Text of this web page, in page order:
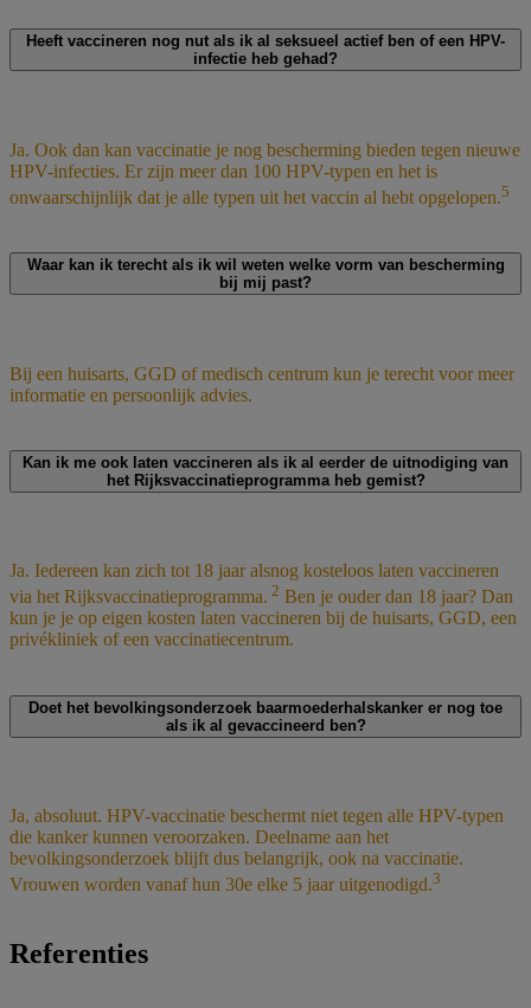
Heeft vaccineren nog nut als ik al seksueel actief ben of een HPV-
infectie heb gehad?
Ja. Ook dan kan vaccinatie je nog bescherming bieden tegen nieuwe
HPV-infecties. Er zijn meer dan 100 HPV-typen en het is
onwaarschijnlijk dat je alle typen uit het vaccin al hebt opgelopen.5
Waar kan ik terecht als ik wil weten welke vorm van bescherming
bij mij past?
Bij een huisarts, GGD of medisch centrum kun je terecht voor meer
informatie en persoonlijk advies.
Kan ik me ook laten vaccineren als ik al eerder de uitnodiging van
het Rijksvaccinatieprogramma heb gemist?
Ja. Iedereen kan zich tot 18 jaar alsnog kosteloos laten vaccineren
via het Rijksvaccinatieprogramma. 2 Ben je ouder dan 18 jaar? Dan
kun je je op eigen kosten laten vaccineren bij de huisarts, GGD, een
privékliniek of een vaccinatiecentrum.
Doet het bevolkingsonderzoek baarmoederhalskanker er nog toe
als ik al gevaccineerd ben?
Ja, absoluut. HPV-vaccinatie beschermt niet tegen alle HPV-typen
die kanker kunnen veroorzaken. Deelname aan het
bevolkingsonderzoek blijft dus belangrijk, ook na vaccinatie.
Vrouwen worden vanaf hun 30e elke 5 jaar uitgenodigd.3
Referenties